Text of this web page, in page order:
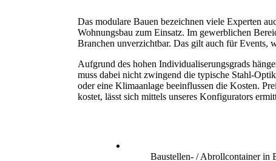
Das modulare Bauen bezeichnen viele Experten
Wohnungsbau zum Einsatz. Im gewerblichen
Branchen unverzichtbar. Das gilt auch für
Aufgrund des hohen Individualiserungsgrads
muss dabei nicht zwingend die typische Stahl-
oder eine Klimaanlage beeinflussen die Kosten.
kostet, lässt sich mittels unseres Konfigurators
Baustellen- / Abrollcontainer in